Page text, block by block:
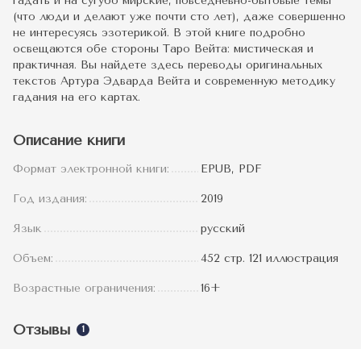
(что люди и делают уже почти сто лет), даже совершенно
не интересуясь эзотерикой. В этой книге подробно
освещаются обе стороны Таро Вейта: мистическая и
практичная. Вы найдете здесь переводы оригинальных
текстов Артура Эдварда Вейта и современную методику
гадания на его картах.
Описание книги
Формат электронной книги: EPUB, PDF
Год издания: 2019
Язык русский
Объем: 452 стр. 121 иллюстрация
Возрастные ограничения: 16+
Отзывы 1